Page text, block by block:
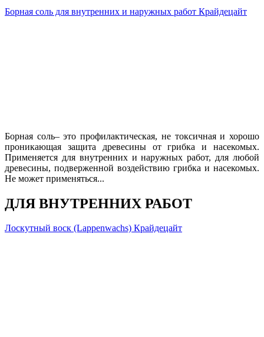
Борная соль для внутренних и наружных работ Крайдецайт
Борная соль– это профилактическая, не токсичная и хорошо
проникающая защита древесины от грибка и насекомых.
Применяется для внутренних и наружных работ, для любой
древесины, подверженной воздействию грибка и насекомых.
Не может применяться...
ДЛЯ ВНУТРЕННИХ РАБОТ
Лоскутный воск (Lappenwachs) Крайдецайт